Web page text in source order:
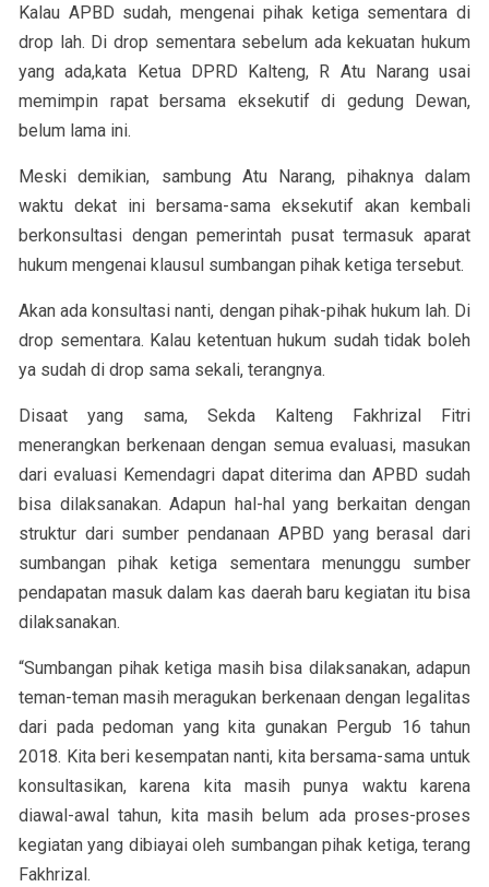
Kalau APBD sudah, mengenai pihak ketiga sementara di
drop lah. Di drop sementara sebelum ada kekuatan hukum
yang ada,kata Ketua DPRD Kalteng, R Atu Narang usai
memimpin rapat bersama eksekutif di gedung Dewan,
belum lama ini.
Meski demikian, sambung Atu Narang, pihaknya dalam
waktu dekat ini bersama-sama eksekutif akan kembali
berkonsultasi dengan pemerintah pusat termasuk aparat
hukum mengenai klausul sumbangan pihak ketiga tersebut.
Akan ada konsultasi nanti, dengan pihak-pihak hukum lah. Di
drop sementara. Kalau ketentuan hukum sudah tidak boleh
ya sudah di drop sama sekali, terangnya.
Disaat yang sama, Sekda Kalteng Fakhrizal Fitri
menerangkan berkenaan dengan semua evaluasi, masukan
dari evaluasi Kemendagri dapat diterima dan APBD sudah
bisa dilaksanakan. Adapun hal-hal yang berkaitan dengan
struktur dari sumber pendanaan APBD yang berasal dari
sumbangan pihak ketiga sementara menunggu sumber
pendapatan masuk dalam kas daerah baru kegiatan itu bisa
dilaksanakan.
“Sumbangan pihak ketiga masih bisa dilaksanakan, adapun
teman-teman masih meragukan berkenaan dengan legalitas
dari pada pedoman yang kita gunakan Pergub 16 tahun
2018. Kita beri kesempatan nanti, kita bersama-sama untuk
konsultasikan, karena kita masih punya waktu karena
diawal-awal tahun, kita masih belum ada proses-proses
kegiatan yang dibiayai oleh sumbangan pihak ketiga, terang
Fakhrizal.